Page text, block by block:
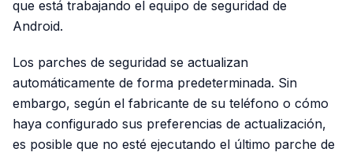
que está trabajando el equipo de seguridad de
Android.
Los parches de seguridad se actualizan
automáticamente de forma predeterminada. Sin
embargo, según el fabricante de su teléfono o cómo
haya configurado sus preferencias de actualización,
es posible que no esté ejecutando el último parche de